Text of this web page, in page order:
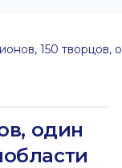
150
один